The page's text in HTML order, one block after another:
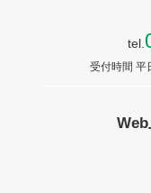
tel.
受付時間 平